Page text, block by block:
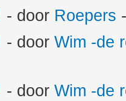
- door Roepers
- door Wim -de
- door Wim -de